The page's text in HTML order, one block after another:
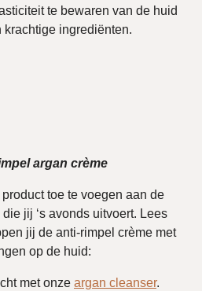
te bewaren van de huid
krachtige ingrediënten.
argan crème
toe te voegen aan de
jij ‘s avonds uitvoert. Lees
jij de anti-rimpel crème met
op de huid:
met onze argan cleanser.